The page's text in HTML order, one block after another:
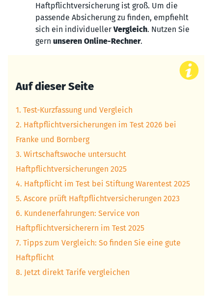
Haftpflichtversicherung ist groß. Um die
passende Absicherung zu finden, empfiehlt
sich ein individuellerVergleich. Nutzen Sie
gern unseren Online-Rechner.
Auf dieser Seite
1. Test-Kurzfassung und Vergleich
2. Haftpflichtversicherungen im Test 2026 bei
Franke und Bornberg
3. Wirtschaftswoche untersucht
Haftpflichtversicherungen 2025
4. Haftpflicht im Test bei Stiftung Warentest 2025
5. Ascore prüft Haftpflichtversicherungen 2023
6. Kundenerfahrungen: Service von
Haftpflichtversicherern im Test 2025
7. Tipps zum Vergleich: So finden Sie eine gute
Haftpflicht
8. Jetzt direkt Tarife vergleichen